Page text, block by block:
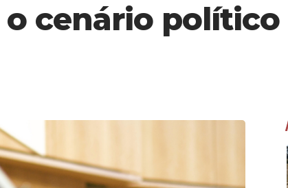
o cenário político